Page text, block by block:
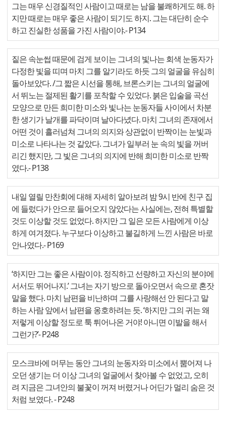
그는 매우 신경질적인 사람이고 때로는 남을 불쾌하게도 해. 하
지만 때로는 매우 좋은 사람이 되기도 하지. 그는 대단히 순수
하고 진실한 성품을 가진 사람이야.- P134
짙은 속눈썹 때문에 검게 보이는 그녀의 빛나는 회색 눈동자가
다정한 빛을 띠며 마치 그를 알기라도 하듯 그의 얼굴을 유심히
돌아보았다. /그 짧은 시선을 통해, 브론스키는 그녀의 얼굴에
서 뛰노는 절제된 활기를 포착할 수 있었다. 붉은 입술을 곡선
모양으로 만든 희미한 미소와 빛나는 눈동자들 사이에서 차분
한 생기가 날개를 파닥이며 날아다녔다. 마치 그녀의 존재에서
어떤 것이 흘러넘쳐 그녀의 의지와 상관없이 반짝이는 눈빛과
미소로 나타나는 것 같았다. 그녀가 일부러 눈 속의 빛을 꺼버
리긴 했지만, 그 빛은 그녀의 의지에 반해 희미한 미소로 반짝
였다.- P138
내일 열릴 만찬회에 대해 자세히 알아보려 밤 9시 반에 친구 집
에 들렀다가 안으로 들어오지 않았다는 사실에는, 전혀 특별할
것도 이상할 것도 없었다. 하지만 그 일은 모든 사람에게 이상
하게 여겨졌다. 누구보다 이상하고 불길하게 느낀 사람은 바로
안나였다.- P169
‘하지만 그는 좋은 사람이야. 정직하고 선량하고 자신의 분야에
서서도 뛰어나지.’ 그녀는 자기 방으로 돌아오면서 속으로 혼잣
말을 했다. 마치 남편을 비난하며 그를 사랑해선 안 된다고 말
하는 사람 앞에서 남편을 옹호하려는 듯. ‘하지만 그의 귀는 왜
저렇게 이상할 정도로 툭 튀어나온 거야! 아니면 이발을 해서
그런가?’- P248
모스크바에 머무는 동안 그녀의 눈동자와 미소에서 뿜어져 나
오던 생기는 더 이상 그녀의 얼굴에서 찾아볼 수 없었고, 오히
려 지금은 그녀안의 불꽃이 꺼져 버렸거나 어딘가 멀리 숨은 것
처럼 보였다.- P248